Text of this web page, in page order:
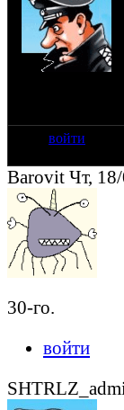
войти
Barovit Чт,
30-го.
войти